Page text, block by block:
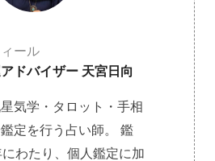
ール
ドバイザー 天宮日向
気学・タロット・手相
定を行う占い師。 鑑
わたり、個人鑑定に加